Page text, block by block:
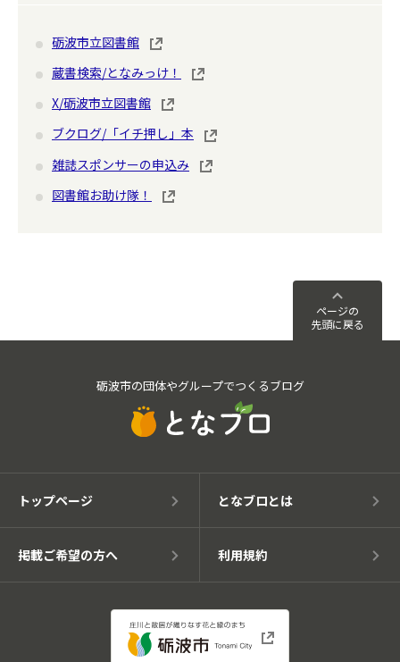
砺波市立図書館
蔵書検索/となみっけ！
X/砺波市立図書館
ブクログ/「イチ押し」本
雑誌スポンサーの申込み
図書館お助け隊！
ページの
先頭に戻る
砺波市の団体やグループでつくるブログ
トップページ となブロとは
掲載ご希望の方へ 利用規約